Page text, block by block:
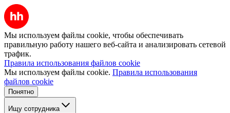
Мы используем файлы cookie, чтобы обеспечивать
правильную работу нашего веб-сайта и анализировать сетевой
трафик.
Правила использования файлов cookie
Мы используем файлы cookie. Правила использования
файлов cookie
Понятно
Ищу сотрудника